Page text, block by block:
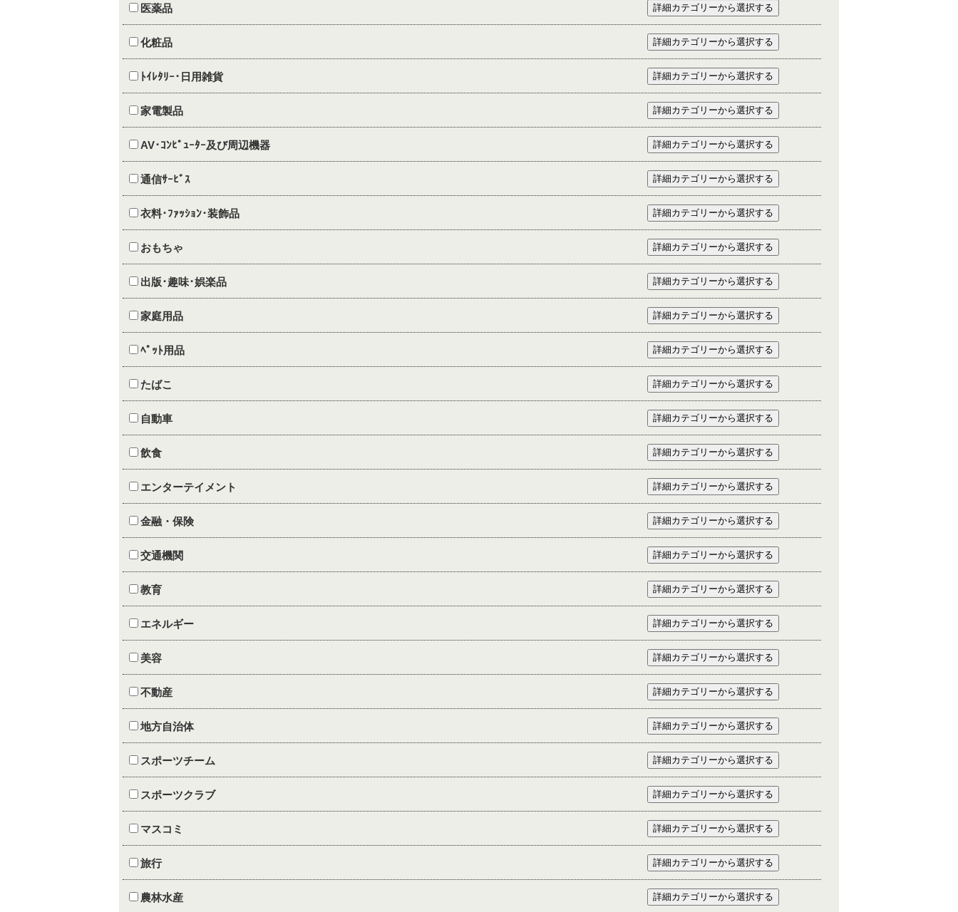
医薬品
化粧品
ﾄｲﾚﾀﾘｰ･日用雑貨
家電製品
AV･ｺﾝﾋﾟｭｰﾀｰ及び周辺機器
通信ｻｰﾋﾞｽ
衣料･ﾌｧｯｼｮﾝ･装飾品
おもちゃ
出版･趣味･娯楽品
家庭用品
ﾍﾟｯﾄ用品
たばこ
自動車
飲食
エンターテイメント
金融・保険
交通機関
教育
エネルギー
美容
不動産
地方自治体
スポーツチーム
スポーツクラブ
マスコミ
旅行
農林水産